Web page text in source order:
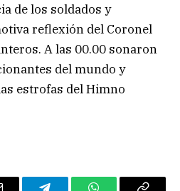
de los soldados y
reflexión del Coronel
A las 00.00 sonaron
del mundo y
estrofas del Himno